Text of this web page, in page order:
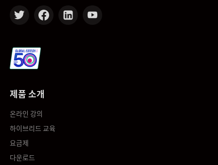
제품 소개
온라인 강의
하이브리드 교육
요금제
다운로드